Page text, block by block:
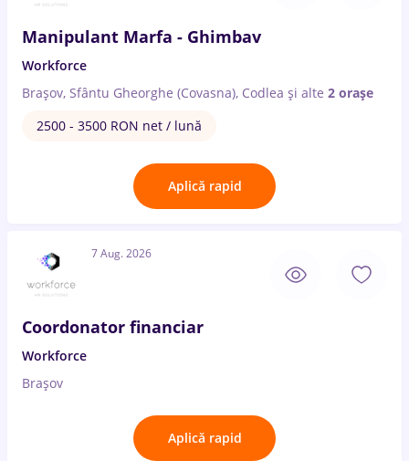
Manipulant Marfa - Ghimbav
Workforce
Brașov, Sfântu Gheorghe (Covasna), Codlea și alte 2 orașe
2500 - 3500 RON net / lună
Aplică rapid
7 Aug. 2026
Coordonator financiar
Workforce
Brașov
Aplică rapid